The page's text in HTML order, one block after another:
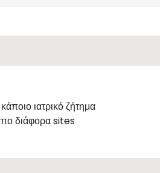
ιατρικό ζήτημα
διάφορα sites